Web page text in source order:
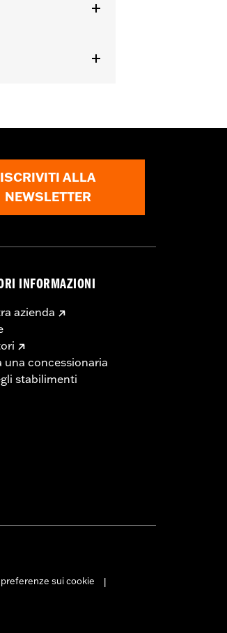
passeggero.
ISCRIVITI ALLA
NEWSLETTER
INFORMAZIONI
azienda
una concessionaria
stabilimenti
sui cookie